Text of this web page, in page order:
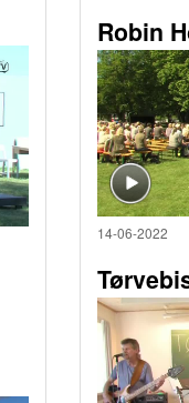
Robin
14-06-2022